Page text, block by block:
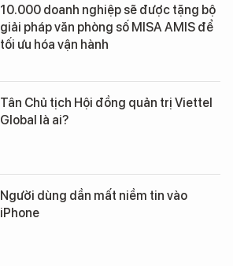
10.000 doanh nghiệp sẽ được tặng bộ
giải pháp văn phòng số MISA AMIS để
tối ưu hóa vận hành
Tân Chủ tịch Hội đồng quản trị Viettel
Global là ai?
Người dùng dần mất niềm tin vào
iPhone